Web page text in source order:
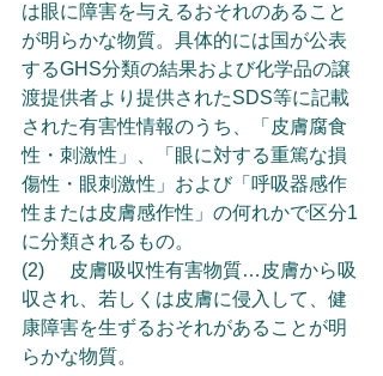
は眼に障害を与えるおそれのあること
が明らかな物質。具体的には国が公表
するGHS分類の結果および化学品の譲
渡提供者より提供されたSDS等に記載
された有害性情報のうち、「皮膚腐食
性・刺激性」、「眼に対する重篤な損
傷性・眼刺激性」および「呼吸器感作
性または皮膚感作性」の何れかで区分1
に分類されるもの。
(2)	皮膚吸収性有害物質…皮膚から吸
収され、若しくは皮膚に侵入して、健
康障害を生ずるおそれがあることが明
らかな物質。